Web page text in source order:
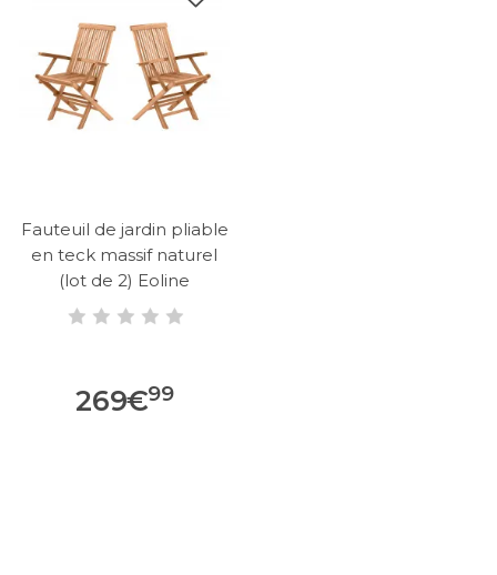
Fauteuil de jardin pliable
en teck massif naturel
(lot de 2) Eoline
269€99